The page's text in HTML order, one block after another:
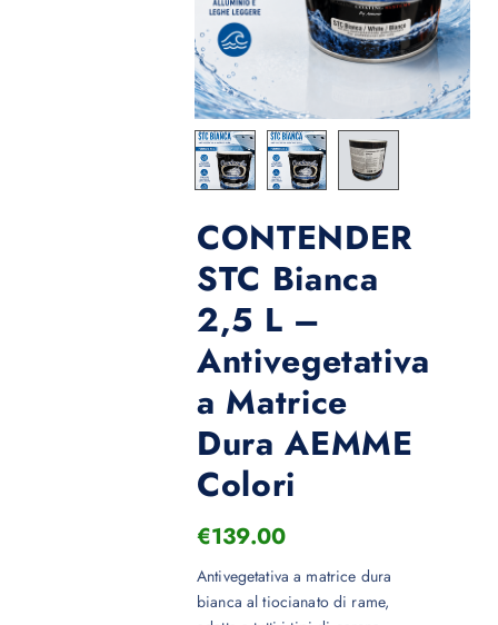
CONTENDER
STC Bianca
2,5 L –
Antivegetativa
a Matrice
Dura AEMME
Colori
€139.00
Antivegetativa a matrice dura
bianca al tiocianato di rame,